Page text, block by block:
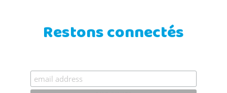
Restons connectés